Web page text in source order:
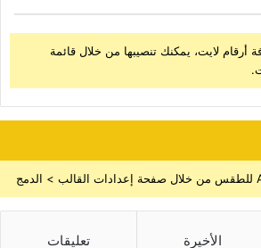
أرقام لايت، يمكنك تنصيبها من خلال قائمة
الأخيرة تعليقات